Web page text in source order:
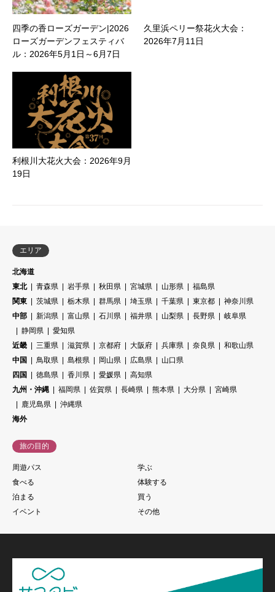
四季の香ローズガーデン|2026
ローズガーデンフェスティバ
ル：2026年5月1日～6月7日
久里浜ペリー祭花火大会：
2026年7月11日
利根川大花火大会：2026年9月
19日
エリア
北海道
東北
青森県 岩手県 秋田県 宮城県 山形県
福島県
関東
茨城県 栃木県 群馬県 埼玉県 千葉県 東京都
神奈川県
中部
新潟県 富山県 石川県 福井県 山梨県 長野県
岐阜県
静岡県
愛知県
近畿
三重県 滋賀県 京都府 大阪府 兵庫県 奈良県
和歌山県
中国
鳥取県 島根県 岡山県 広島県
山口県
四国
徳島県 香川県 愛媛県
高知県
九州・沖縄
福岡県 佐賀県 長崎県 熊本県 大分県
宮崎県
鹿児島県
沖縄県
海外
旅の目的
周遊パス
学ぶ
食べる
体験する
泊まる
買う
イベント
その他